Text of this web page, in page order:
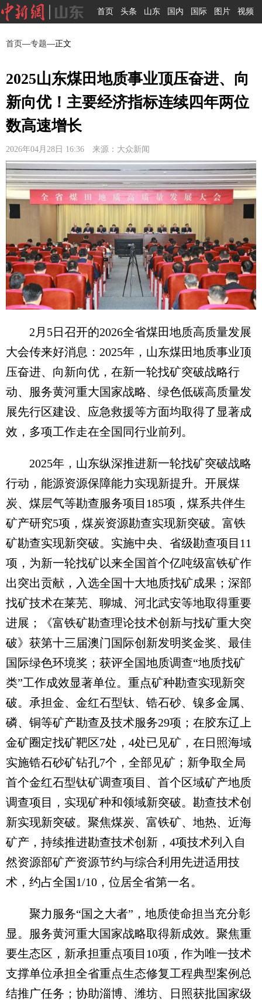
首页 头条 山东 国内 国际 图片 视频
首页—专题—正文
2025山东煤田地质事业顶压奋进、向
新向优！主要经济指标连续四年两位
数高速增长
2026年04月28日 16:36 来源：大众新闻
2月5日召开的2026全省煤田地质高质量发展
大会传来好消息：2025年，山东煤田地质事业顶
压奋进、向新向优，在新一轮找矿突破战略行
动、服务黄河重大国家战略、绿色低碳高质量发
展先行区建设、应急救援等方面均取得了显著成
效，多项工作走在全国同行业前列。
2025年，山东纵深推进新一轮找矿突破战略
行动，能源资源保障能力实现新提升。开展煤
炭、煤层气等勘查服务项目185项，煤系共伴生
矿产研究5项，煤炭资源勘查实现新突破。富铁
矿勘查实现新突破。实施中央、省级勘查项目11
项，为新一轮找矿以来全国首个亿吨级富铁矿作
出突出贡献，入选全国十大地质找矿成果；深部
找矿技术在莱芜、聊城、河北武安等地取得重要
进展；《富铁矿勘查理论技术创新与找矿重大突
破》获第十三届澳门国际创新发明奖金奖、最佳
国际绿色环境奖；获评全国地质调查“地质找矿
类”工作成效显著单位。重点矿种勘查实现新突
破。承担金、金红石型钛、锆石砂、镍多金属、
磷、铜等矿产勘查及技术服务29项；在胶东辽上
金矿圈定找矿靶区7处，4处已见矿，在日照海域
实施锆石砂矿钻孔7个，全部见矿；新争取全局
首个金红石型钛矿调查项目、首个区域矿产地质
调查项目，实现矿种和领域新突破。勘查技术创
新实现新突破。聚焦煤炭、富铁矿、地热、近海
矿产，持续推进勘查技术创新，4项技术列入自
然资源部矿产资源节约与综合利用先进适用技
术，约占全国1/10，位居全省第一名。
聚力服务“国之大者”，地质使命担当充分彰
显。服务黄河重大国家战略取得新成效。聚焦重
要生态区，新承担重点项目10项，作为唯一技术
支撑单位承担全省重点生态修复工程典型案例总
结推广任务；协助淄博、潍坊、日照获批国家级